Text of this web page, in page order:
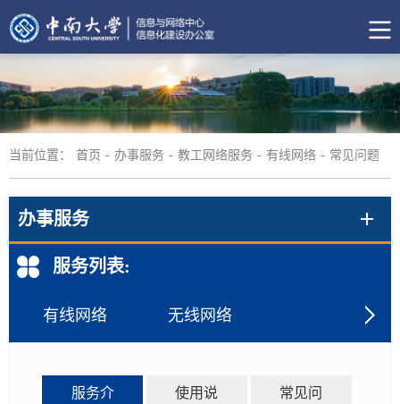
当前位置： 首页 - 办事服务 - 教工网络服务 - 有线网络 - 常见问题
办事服务
服务列表:
有线网络 无线网络
服务介 使用说 常见问